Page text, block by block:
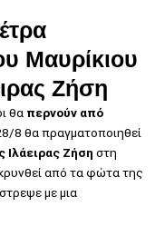
Μαυρίκιου
Ζήση
θα περνούν από
8 θα πραγματοποιηθεί
Ιλάειρας Ζήση στη
από τα φώτα της
με μια